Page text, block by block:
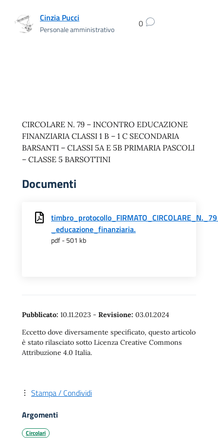
Cinzia Pucci
Personale amministrativo 0
CIRCOLARE N. 79 – INCONTRO EDUCAZIONE
FINANZIARIA CLASSI 1 B – 1 C SECONDARIA
BARSANTI – CLASSI 5A E 5B PRIMARIA PASCOLI
– CLASSE 5 BARSOTTINI
Documenti
_educazione_finanziaria.
pdf - 501 kb
Pubblicato: 10.11.2023 - Revisione: 03.01.2024
Eccetto dove diversamente specificato, questo articolo
è stato rilasciato sotto Licenza Creative Commons
Attribuzione 4.0 Italia.
Stampa / Condividi
Argomenti
Circolari